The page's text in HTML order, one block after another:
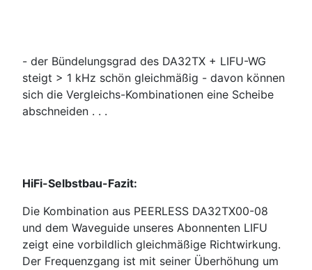
- der Bündelungsgrad des DA32TX + LIFU-WG
steigt > 1 kHz schön gleichmäßig - davon können
sich die Vergleichs-Kombinationen eine Scheibe
abschneiden . . .
HiFi-Selbstbau-Fazit:
Die Kombination aus PEERLESS DA32TX00-08
und dem Waveguide unseres Abonnenten LIFU
zeigt eine vorbildlich gleichmäßige Richtwirkung.
Der Frequenzgang ist mit seiner Überhöhung um